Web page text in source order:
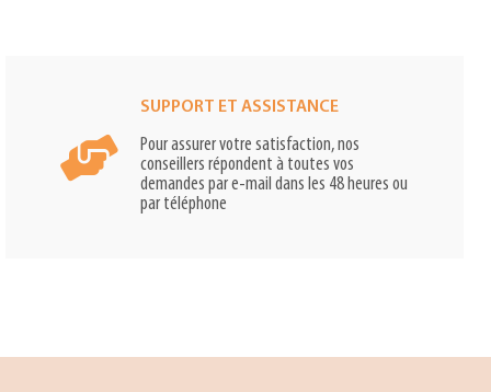
SUPPORT ET ASSISTANCE
Pour assurer votre satisfaction, nos
conseillers répondent à toutes vos
demandes par e-mail dans les 48 heures ou
par téléphone